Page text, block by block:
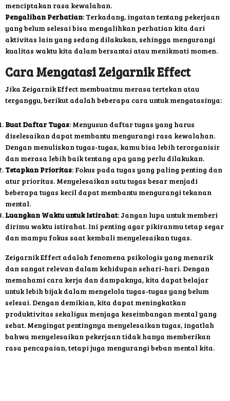
menciptakan rasa kewalahan.
Pengalihan Perhatian: Terkadang, ingatan tentang pekerjaan
yang belum selesai bisa mengalihkan perhatian kita dari
aktivitas lain yang sedang dilakukan, sehingga mengurangi
kualitas waktu kita dalam bersantai atau menikmati momen.
Cara Mengatasi Zeigarnik Effect
Jika Zeigarnik Effect membuatmu merasa tertekan atau
terganggu, berikut adalah beberapa cara untuk mengatasinya:
Buat Daftar Tugas: Menyusun daftar tugas yang harus
diselesaikan dapat membantu mengurangi rasa kewalahan.
Dengan menuliskan tugas-tugas, kamu bisa lebih terorganisir
dan merasa lebih baik tentang apa yang perlu dilakukan.
Tetapkan Prioritas: Fokus pada tugas yang paling penting dan
atur prioritas. Menyelesaikan satu tugas besar menjadi
beberapa tugas kecil dapat membantu mengurangi tekanan
mental.
Luangkan Waktu untuk Istirahat: Jangan lupa untuk memberi
dirimu waktu istirahat. Ini penting agar pikiranmu tetap segar
dan mampu fokus saat kembali menyelesaikan tugas.
Zeigarnik Effect adalah fenomena psikologis yang menarik
dan sangat relevan dalam kehidupan sehari-hari. Dengan
memahami cara kerja dan dampaknya, kita dapat belajar
untuk lebih bijak dalam mengelola tugas-tugas yang belum
selesai. Dengan demikian, kita dapat meningkatkan
produktivitas sekaligus menjaga keseimbangan mental yang
sehat. Mengingat pentingnya menyelesaikan tugas, ingatlah
bahwa menyelesaikan pekerjaan tidak hanya memberikan
rasa pencapaian, tetapi juga mengurangi beban mental kita.